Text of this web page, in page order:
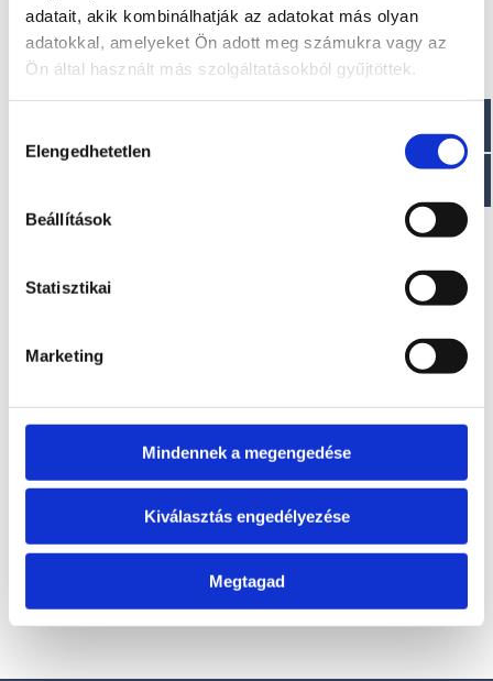
adatait, akik kombinálhatják az adatokat más olyan
adatokkal, amelyeket Ön adott meg számukra vagy az
Ön által használt más szolgáltatásokból gyűjtöttek.
kiválasztása
Elengedhetetlen
Beállítások
Statisztikai
Marketing
Mindennek a megengedése
Kiválasztás engedélyezése
Megtagad
Visszahívást kérek!
T320 VIB T380 VIB